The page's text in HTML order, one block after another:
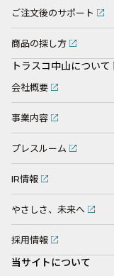
ご注文後のサポート
商品の探し方
トラスコ中山について
会社概要
事業内容
プレスルーム
IR情報
やさしさ、未来へ
採用情報
当サイトについて